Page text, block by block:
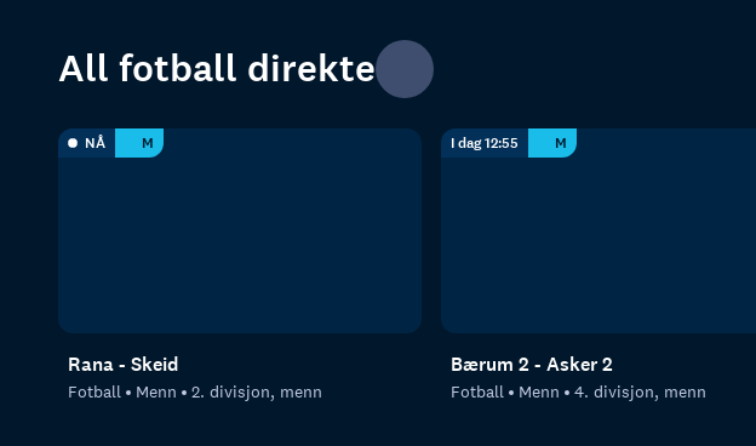
All fotball direkte
NÅ M
Rana - Skeid
Fotball Menn 2. divisjon, menn
I dag 12:55 M
Bærum 2 - Asker 2
Fotball Menn 4. divisjon, menn